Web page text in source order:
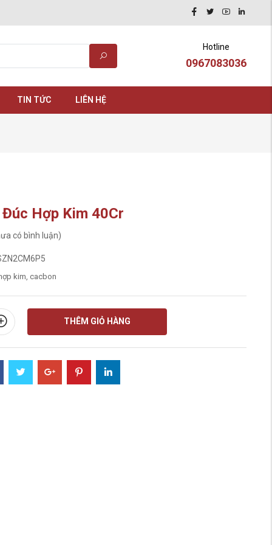
Hotline
0967083036
TIN TỨC LIÊN HỆ
Hợp Kim 40Cr
có bình luận)
kim, cacbon
THÊM GIỎ HÀNG